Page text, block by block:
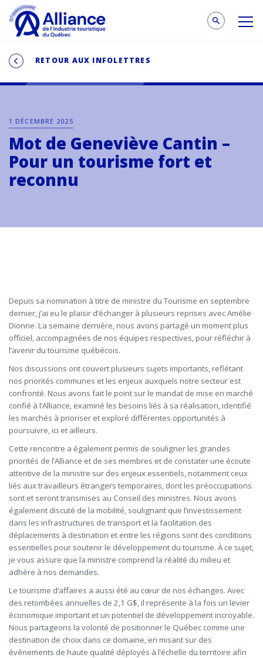
RETOUR AUX INFOLETTRES
1 DÉCEMBRE 2025
Mot de Geneviève Cantin –
Pour un tourisme fort et
reconnu
Depuis sa nomination à titre de ministre du Tourisme en septembre
dernier, j’ai eu le plaisir d’échanger à plusieurs reprises avec Amélie
Dionne. La semaine dernière, nous avons partagé un moment plus
officiel, accompagnées de nos équipes respectives, pour réfléchir à
l’avenir du tourisme québécois.
Nos discussions ont couvert plusieurs sujets importants, reflétant
nos priorités communes et les enjeux auxquels notre secteur est
confronté. Nous avons fait le point sur le mandat de mise en marché
confié à l’Alliance, examiné les besoins liés à sa réalisation, identifié
les marchés à prioriser et exploré différentes opportunités à
poursuivre, ici et ailleurs.
Cette rencontre a également permis de souligner les grandes
priorités de l’Alliance et de ses membres et de constater une écoute
attentive de la ministre sur des enjeux essentiels, notamment ceux
liés aux travailleurs étrangers temporaires, dont les préoccupations
sont et seront transmises au Conseil des ministres. Nous avons
également discuté de la mobilité, soulignant que l’investissement
dans les infrastructures de transport et la facilitation des
déplacements à destination et entre les régions sont des conditions
essentielles pour soutenir le développement du tourisme. À ce sujet,
je vous assure que la ministre comprend la réalité du milieu et
adhère à nos demandes.
Le tourisme d’affaires a aussi été au cœur de nos échanges. Avec
des retombées annuelles de 2,1 G$, il représente à la fois un levier
économique important et un potentiel de développement incroyable.
Nous partageons la volonté de positionner le Québec comme une
destination de choix dans ce domaine, en misant sur des
événements de haute qualité déployés à l’échelle du territoire afin